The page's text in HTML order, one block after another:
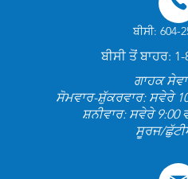
ਬੀਸੀ: 604-
ਬੀਸੀ ਤੋਂ ਬਾਹਰ: 1-
ਗਾਹਕ
ਸੋਮਵਾਰ-ਸ਼ੁੱਕਰਵਾਰ: ਸਵੇਰੇ
ਸ਼ਨੀਵਾਰ: ਸਵੇਰੇ 9:00
ਸੂਰਜ/